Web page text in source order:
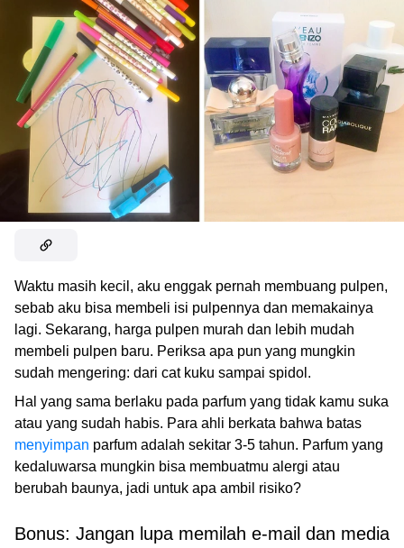
Waktu masih kecil, aku enggak pernah membuang pulpen,
sebab aku bisa membeli isi pulpennya dan memakainya
lagi. Sekarang, harga pulpen murah dan lebih mudah
membeli pulpen baru. Periksa apa pun yang mungkin
sudah mengering: dari cat kuku sampai spidol.
Hal yang sama berlaku pada parfum yang tidak kamu suka
atau yang sudah habis. Para ahli berkata bahwa batas
menyimpan parfum adalah sekitar 3-5 tahun. Parfum yang
kedaluwarsa mungkin bisa membuatmu alergi atau
berubah baunya, jadi untuk apa ambil risiko?
Bonus: Jangan lupa memilah e-mail dan media